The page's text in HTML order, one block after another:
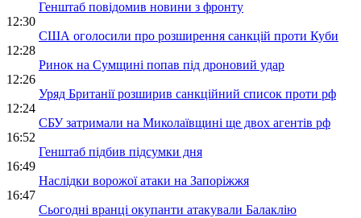
Генштаб повідомив новини з фронту
12:30
США оголосили про розширення санкцій проти Куби
12:28
Ринок на Сумщині попав під дроновий удар
12:26
Уряд Британії розширив санкційний список проти рф
12:24
СБУ затримали на Миколаївщині ще двох агентів рф
16:52
Генштаб підбив підсумки дня
16:49
Наслідки ворожої атаки на Запоріжжя
16:47
Сьогодні вранці окупанти атакували Балаклію